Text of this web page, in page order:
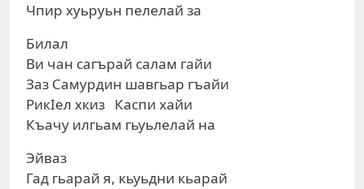
Чпир хуьруьн пелелай за
Билал
Ви чан сагърай салам гайи
Заз Самурдин шавгьар гъайи
РикIел хкиз Каспи хайи
Къачу илгьам гьуьлелай на
Эйваз
Гад гьарай я, кьуьдни кьарай